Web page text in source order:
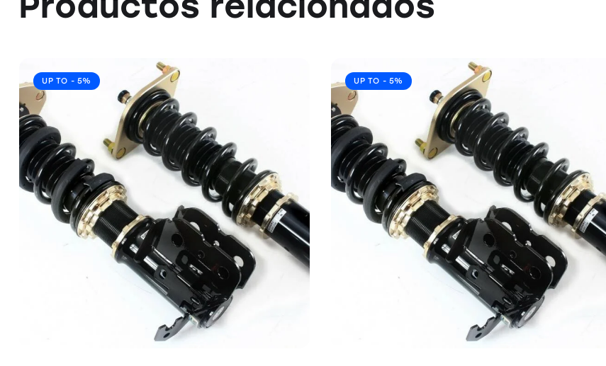
UP TO - 5% UP TO - 5%